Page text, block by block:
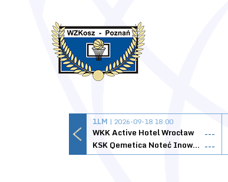
1LM | 2026-09-18 18:00
WKK Active Hotel Wrocław
---
KSK Qemetica Noteć Inowrocław ---